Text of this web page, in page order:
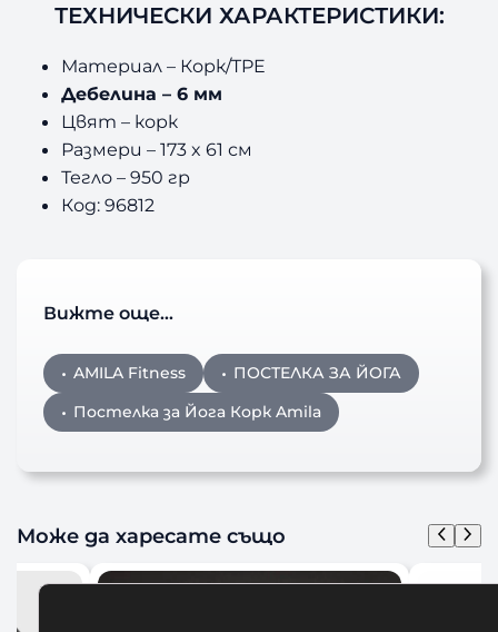
ТЕХНИЧЕСКИ ХАРАКТЕРИСТИКИ:
Материал – Корк/TPE
Дебелина – 6 мм
Цвят – корк
Размери – 173 x 61 см
Тегло – 950 гр
Код: 96812
Вижте още…
AMILA Fitness
ПОСТЕЛКА ЗА ЙОГА
Постелка за Йога Корк Amila
Може да харесате също